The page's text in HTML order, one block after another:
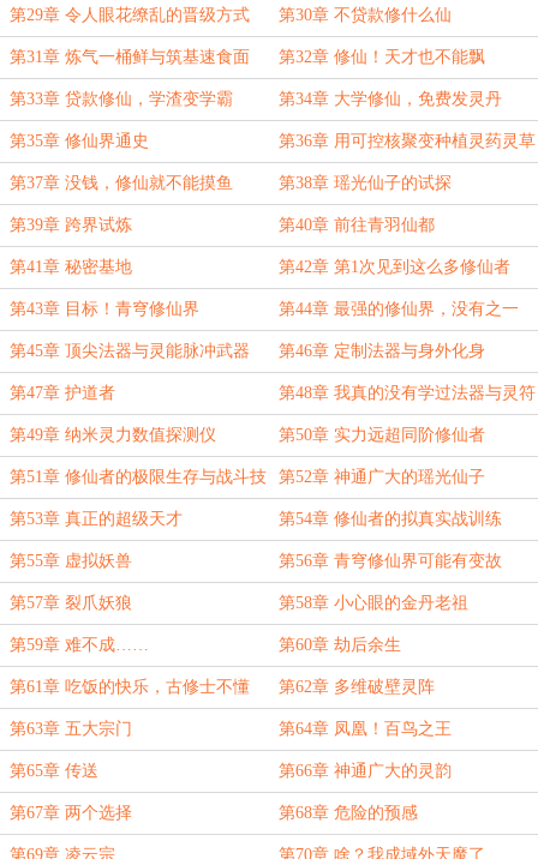
第29章 令人眼花缭乱的晋级方式 第30章 不贷款修什么仙
第31章 炼气一桶鲜与筑基速食面 第32章 修仙！天才也不能飘
第33章 贷款修仙，学渣变学霸 第34章 大学修仙，免费发灵丹
第35章 修仙界通史 第36章 用可控核聚变种植灵药灵草
第37章 没钱，修仙就不能摸鱼 第38章 瑶光仙子的试探
第39章 跨界试炼 第40章 前往青羽仙都
第41章 秘密基地 第42章 第1次见到这么多修仙者
第43章 目标！青穹修仙界 第44章 最强的修仙界，没有之一
第45章 顶尖法器与灵能脉冲武器 第46章 定制法器与身外化身
第47章 护道者 第48章 我真的没有学过法器与灵符
第49章 纳米灵力数值探测仪 第50章 实力远超同阶修仙者
第51章 修仙者的极限生存与战斗技
巧
第52章 神通广大的瑶光仙子
第53章 真正的超级天才 第54章 修仙者的拟真实战训练
第55章 虚拟妖兽 第56章 青穹修仙界可能有变故
第57章 裂爪妖狼 第58章 小心眼的金丹老祖
第59章 难不成…… 第60章 劫后余生
第61章 吃饭的快乐，古修士不懂 第62章 多维破壁灵阵
第63章 五大宗门 第64章 凤凰！百鸟之王
第65章 传送 第66章 神通广大的灵韵
第67章 两个选择 第68章 危险的预感
第69章 凌云宗 第70章 啥？我成域外天魔了